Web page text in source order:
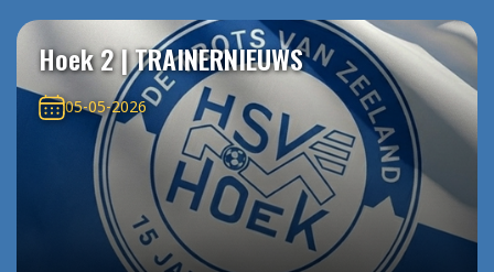
Hoek 2 | TRAINERNIEUWS
05-05-2026